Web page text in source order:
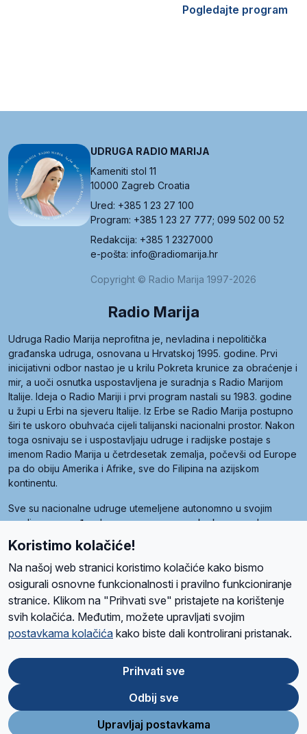
Pogledajte program
UDRUGA RADIO MARIJA
Kameniti stol 11
10000 Zagreb Croatia
Ured: +385 1 23 27 100
Program: +385 1 23 27 777; 099 502 00 52
Redakcija: +385 1 2327000
e-pošta: info@radiomarija.hr
Copyright © Radio Marija 1997-2026
Radio Marija
Udruga Radio Marija neprofitna je, nevladina i nepolitička
građanska udruga, osnovana u Hrvatskoj 1995. godine. Prvi
inicijativni odbor nastao je u krilu Pokreta krunice za obraćenje i
mir, a uoči osnutka uspostavljena je suradnja s Radio Marijom
Italije. Ideja o Radio Mariji i prvi program nastali su 1983. godine
u župi u Erbi na sjeveru Italije. Iz Erbe se Radio Marija postupno
širi te uskoro obuhvaća cijeli talijanski nacionalni prostor. Nakon
toga osnivaju se i uspostavljaju udruge i radijske postaje s
imenom Radio Marija u četrdesetak zemalja, počevši od Europe
pa do obiju Amerika i Afrike, sve do Filipina na azijskom
kontinentu.
Sve su nacionalne udruge utemeljene autonomno u svojim
zemljama, a međusobna su povezane preko krovne udruge
pod nazivom Svjetska obitelj Radio Marije (World Family of
Radio Maria). Svjetsku obitelj utemeljilo je sedam članica, među
kojima je i hrvatska Udruga Radio Marija.
O namaRadio ProgramVolonteriPrijateljiKontaktPravila privatnosti
Ova stranica je zaštićena Google reCAPTCHA sustavom
Store
Google
Play
Koristimo kolačiće!
Na našoj web stranici koristimo kolačiće kako bismo
osigurali osnovne funkcionalnosti i pravilno funkcioniranje
stranice. Klikom na "Prihvati sve" pristajete na korištenje
svih kolačića. Međutim, možete upravljati svojim
postavkama kolačića kako biste dali kontrolirani pristanak.
Prihvati sve
Odbij sve
Upravljaj postavkama